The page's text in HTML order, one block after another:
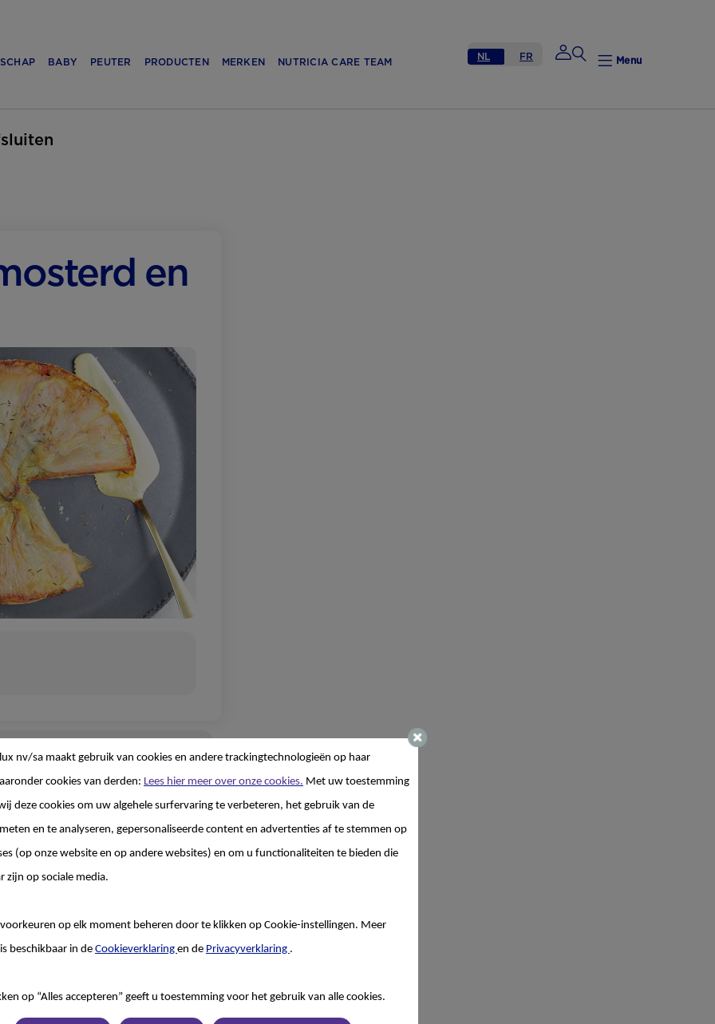
BABY PEUTER PRODUCTEN MERKEN NUTRICIA CARE TEAM NL FR Menu
en
nv/sa maakt gebruik van cookies en andere trackingtechnologieën op haar
cookies van derden: Lees hier meer over onze cookies. Met uw toestemming
deze cookies om uw algehele surfervaring te verbeteren, het gebruik van de
en te analyseren, gepersonaliseerde content en advertenties af te stemmen op
(op onze website en op andere websites) en om u functionaliteiten te bieden die
zijn op sociale media.
op elk moment beheren door te klikken op Cookie-instellingen. Meer
beschikbaar in de Cookieverklaring en de Privacyverklaring .
op “Alles accepteren” geeft u toestemming voor het gebruik van alle cookies.